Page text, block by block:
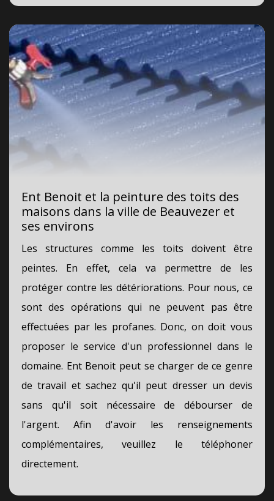
Ent Benoit et la peinture des toits des
maisons dans la ville de Beauvezer et
ses environs
Les structures comme les toits doivent être
peintes. En effet, cela va permettre de les
protéger contre les détériorations. Pour nous, ce
sont des opérations qui ne peuvent pas être
effectuées par les profanes. Donc, on doit vous
proposer le service d'un professionnel dans le
domaine. Ent Benoit peut se charger de ce genre
de travail et sachez qu'il peut dresser un devis
sans qu'il soit nécessaire de débourser de
l'argent. Afin d'avoir les renseignements
complémentaires, veuillez le téléphoner
directement.